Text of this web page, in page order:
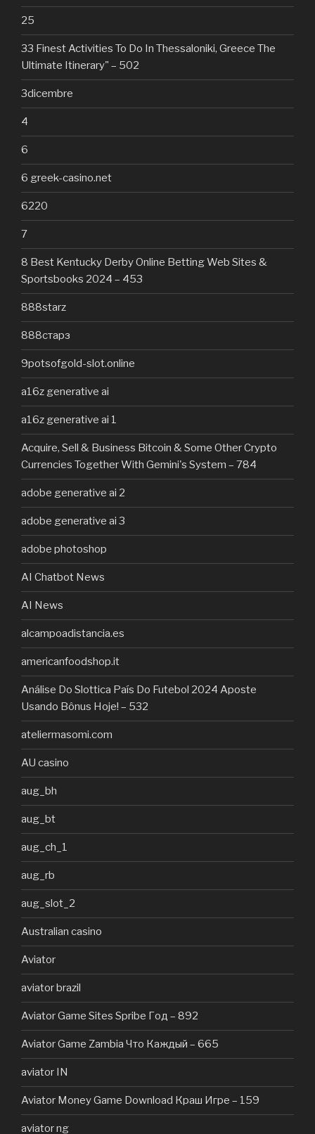
25
33 Finest Activities To Do In Thessaloniki, Greece The
Ultimate Itinerary" – 502
3dicembre
4
6
6 greek-casino.net
6220
7
8 Best Kentucky Derby Online Betting Web Sites &
Sportsbooks 2024 – 453
888starz
888старз
9potsofgold-slot.online
a16z generative ai
a16z generative ai 1
Acquire, Sell & Business Bitcoin & Some Other Crypto
Currencies Together With Gemini's System – 784
adobe generative ai 2
adobe generative ai 3
adobe photoshop
AI Chatbot News
AI News
alcampoadistancia.es
americanfoodshop.it
Análise Do Slottica País Do Futebol 2024 Aposte
Usando Bônus Hoje! – 532
ateliermasomi.com
AU casino
aug_bh
aug_bt
aug_ch_1
aug_rb
aug_slot_2
Australian casino
Aviator
aviator brazil
Aviator Game Sites Spribe Год – 892
Aviator Game Zambia Что Каждый – 665
aviator IN
Aviator Money Game Download Краш Игре – 159
aviator ng